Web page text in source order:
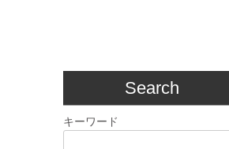
Search
キーワード